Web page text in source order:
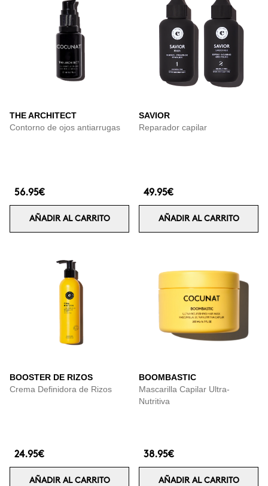
THE ARCHITECT
Contorno de ojos antiarrugas
56.95€
AÑADIR AL CARRITO
SAVIOR
Reparador capilar
49.95€
AÑADIR AL CARRITO
BOOSTER DE RIZOS
Crema Definidora de Rizos
24.95€
AÑADIR AL CARRITO
BOOMBASTIC
Mascarilla Capilar Ultra-
Nutritiva
38.95€
AÑADIR AL CARRITO